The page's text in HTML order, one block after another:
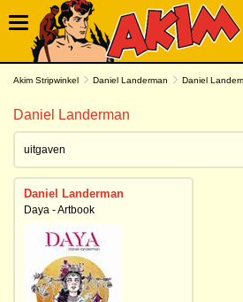
Akim Stripwinkel Daniel Landerman Daniel
Daniel Landerman
uitgaven
Daniel Landerman
Daya - Artbook